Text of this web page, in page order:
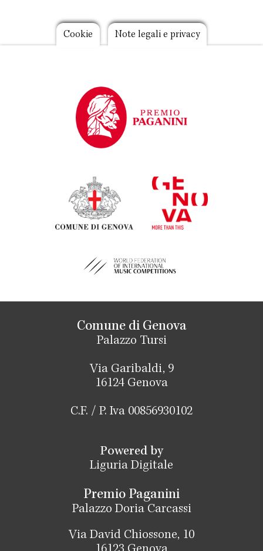
Footer
Cookie Note legali e privacy
Comune di Genova
Palazzo Tursi
Via Garibaldi, 9
16124 Genova
C.F. / P. Iva 00856930102
Powered by
Liguria Digitale
Premio Paganini
Palazzo Doria Carcassi
Via David Chiossone, 10